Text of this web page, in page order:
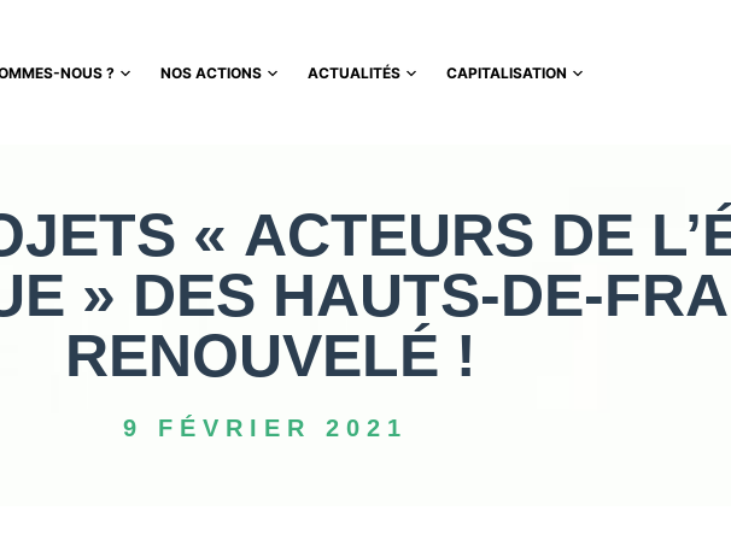
NOUS ? NOS ACTIONS ACTUALITÉS CAPITALISATION
« ACTEURS DE
» DES HAUTS-DE-
RENOUVELÉ !
9 FÉVRIER 2021